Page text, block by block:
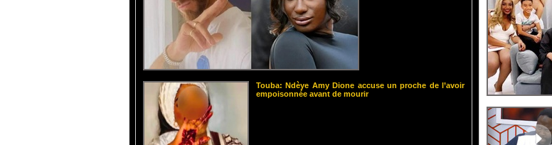
Touba: Ndèye Amy Dione accuse un proche de l’avoir
empoisonnée avant de mourir